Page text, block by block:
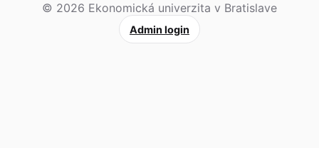
© 2026 Ekonomická univerzita v Bratislave
Admin login